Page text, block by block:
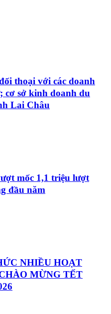
thoại với các doanh
cơ sở kinh doanh du
Lai Châu
mốc 1,1 triệu lượt
đầu năm
NHIỀU HOẠT
MỪNG TẾT